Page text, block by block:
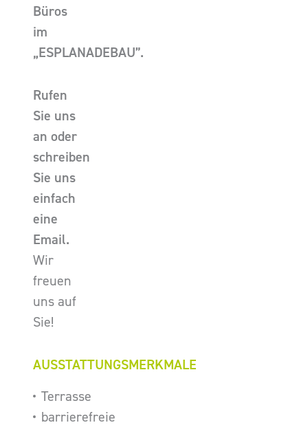
Büros
im
„ESPLANADEBAU”.
Rufen
Sie uns
an oder
schreiben
Sie uns
einfach
eine
Email.
Wir
freuen
uns auf
Sie!
AUSSTATTUNGSMERKMALE
Terrasse
barrierefreie